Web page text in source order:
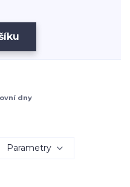
dny
Parametry